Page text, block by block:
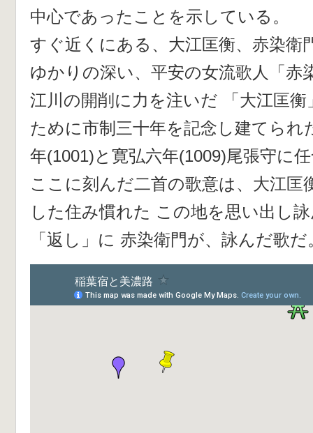
中心であったことを示している。
すぐ近くにある、大江匡衡、赤染衛
ゆかりの深い、平安の女流歌人「赤
江川の開削に力を注いだ 「大江匡
ために市制三十年を記念し建てられ
年(1001)と寛弘六年(1009)尾張守に
ここに刻んだ二首の歌意は、大江匡
した住み慣れた この地を思い出し
「返し」に 赤染衛門が、詠んだ歌だ